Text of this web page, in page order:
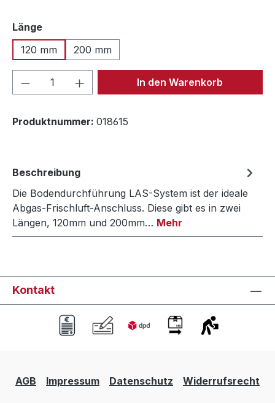
Längeauswählen
120 mm
200 mm
Produkt Anzahl: Gib denIn den Warenkorb
Produktnummer: 018615
Beschreibung
Die Bodendurchführung LAS-System ist der ideale
Abgas-Frischluft-Anschluss. Diese gibt es in zwei
Längen, 120mm und 200mm… Mehr
Kontakt
AGB Impressum Datenschutz Widerrufsrecht